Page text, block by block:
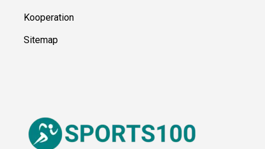
Kooperation
Sitemap